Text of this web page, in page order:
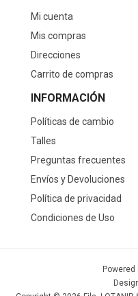
Mi cuenta
Mis compras
Direcciones
Carrito de compras
INFORMACIÓN
Políticas de cambio
Talles
Preguntas frecuentes
Envíos y Devoluciones
Política de privacidad
Condiciones de Uso
Powered